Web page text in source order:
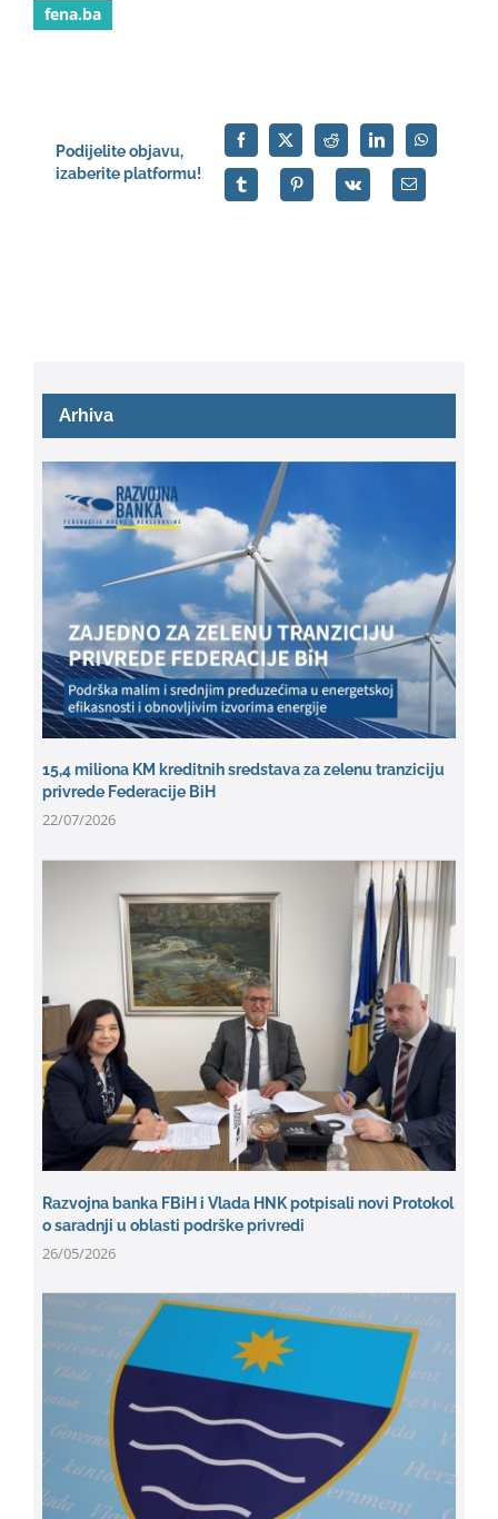
fena.ba
Podijelite objavu,
izaberite platformu!
Arhiva
15,4 miliona KM kreditnih sredstava za zelenu tranziciju
privrede Federacije BiH
22/07/2026
Razvojna banka FBiH i Vlada HNK potpisali novi Protokol
o saradnji u oblasti podrške privredi
26/05/2026